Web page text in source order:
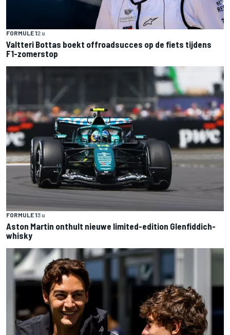
FORMULE 12 u
Valtteri Bottas boekt offroadsucces op de fiets tijdens
F1-zomerstop
FORMULE 13 u
Aston Martin onthult nieuwe limited-edition Glenfiddich-
whisky